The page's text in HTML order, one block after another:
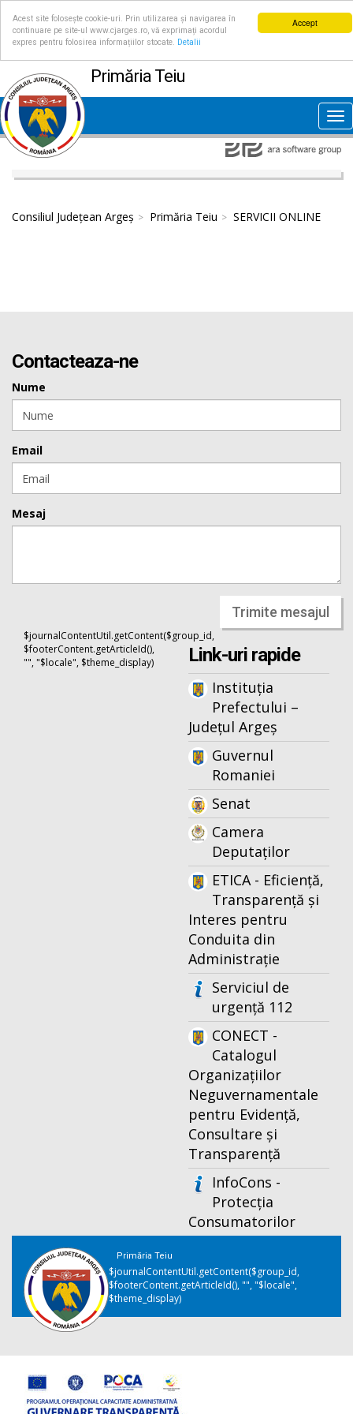
Accept
Acest site folosește cookie-uri. Prin utilizarea și navigarea în
continuare pe site-ul www.cjarges.ro, vă exprimați acordul
expres pentru folosirea informațiilor stocate.
Detalii
Primăria Teiu
Consiliul Județean Argeș Primăria Teiu SERVICII ONLINE
Contacteaza-ne
Nume
Email
Mesaj
Trimite mesajul
$journalContentUtil.getContent($group_id,
$footerContent.getArticleId(),
"", "$locale", $theme_display)
Link-uri rapide
Instituția
Prefectului –
Județul Argeș
Guvernul
Romaniei
Senat
Camera
Deputaților
ETICA - Eficiență,
Transparență și
Interes pentru
Conduita din
Administrație
Serviciul de
urgență 112
CONECT -
Catalogul
Organizațiilor
Neguvernamentale
pentru Evidență,
Consultare și
Transparență
InfoCons -
Protecția
Consumatorilor
Primăria Teiu
$journalContentUtil.getContent($group_id,
$footerContent.getArticleId(), "", "$locale",
$theme_display)